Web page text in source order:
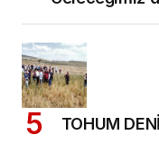
TOHUM